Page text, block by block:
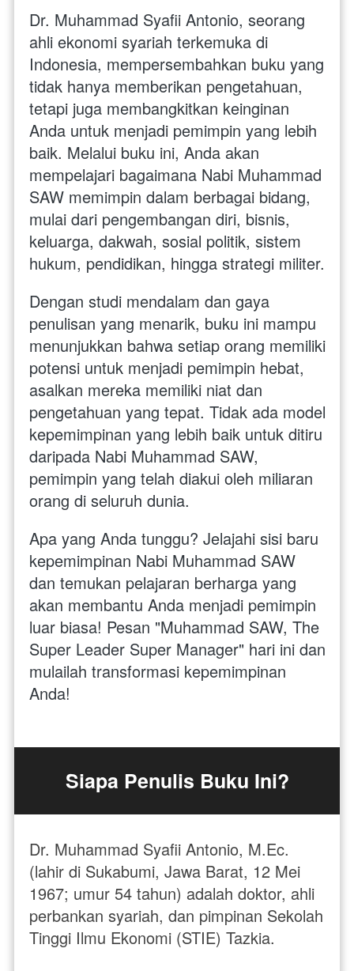
Dr. Muhammad Syafii Antonio, seorang
ahli ekonomi syariah terkemuka di
Indonesia, mempersembahkan buku yang
tidak hanya memberikan pengetahuan,
tetapi juga membangkitkan keinginan
Anda untuk menjadi pemimpin yang lebih
baik. Melalui buku ini, Anda akan
mempelajari bagaimana Nabi Muhammad
SAW memimpin dalam berbagai bidang,
mulai dari pengembangan diri, bisnis,
keluarga, dakwah, sosial politik, sistem
hukum, pendidikan, hingga strategi militer.
Dengan studi mendalam dan gaya
penulisan yang menarik, buku ini mampu
menunjukkan bahwa setiap orang memiliki
potensi untuk menjadi pemimpin hebat,
asalkan mereka memiliki niat dan
pengetahuan yang tepat. Tidak ada model
kepemimpinan yang lebih baik untuk ditiru
daripada Nabi Muhammad SAW,
pemimpin yang telah diakui oleh miliaran
orang di seluruh dunia.
Apa yang Anda tunggu? Jelajahi sisi baru
kepemimpinan Nabi Muhammad SAW
dan temukan pelajaran berharga yang
akan membantu Anda menjadi pemimpin
luar biasa! Pesan "Muhammad SAW, The
Super Leader Super Manager" hari ini dan
mulailah transformasi kepemimpinan
Anda!
Siapa Penulis Buku Ini?
Dr. Muhammad Syafii Antonio, M.Ec.
(lahir di Sukabumi, Jawa Barat, 12 Mei
1967; umur 54 tahun) adalah doktor, ahli
perbankan syariah, dan pimpinan Sekolah
Tinggi Ilmu Ekonomi (STIE) Tazkia.